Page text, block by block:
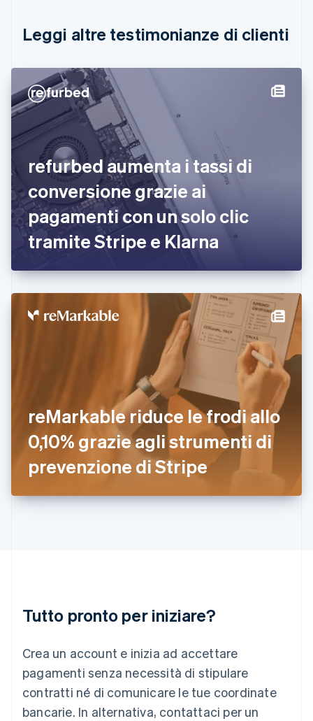
Leggi altre testimonianze di clienti
refurbed aumenta i tassi di
conversione grazie ai
pagamenti con un solo clic
tramite Stripe e Klarna
reMarkable riduce le frodi allo
0,10% grazie agli strumenti di
prevenzione di Stripe
Tutto pronto per iniziare?
Crea un account e inizia ad accettare
pagamenti senza necessità di stipulare
contratti né di comunicare le tue coordinate
bancarie. In alternativa, contattaci per un
English Français
Cina continentale
Cipro
English
Croazia
EnglishItaliano
Danimarca
English
Emirati Arabi Uniti
English
Estonia
English
Finlandia
English Svenska
Francia
Germania
日本語English
Irlanda
English
Italia
ItalianoEnglish
Lettonia
Liechtenstein
Malta
English
EspañolEnglish
Norvegia
English
Nuova Zelanda
English